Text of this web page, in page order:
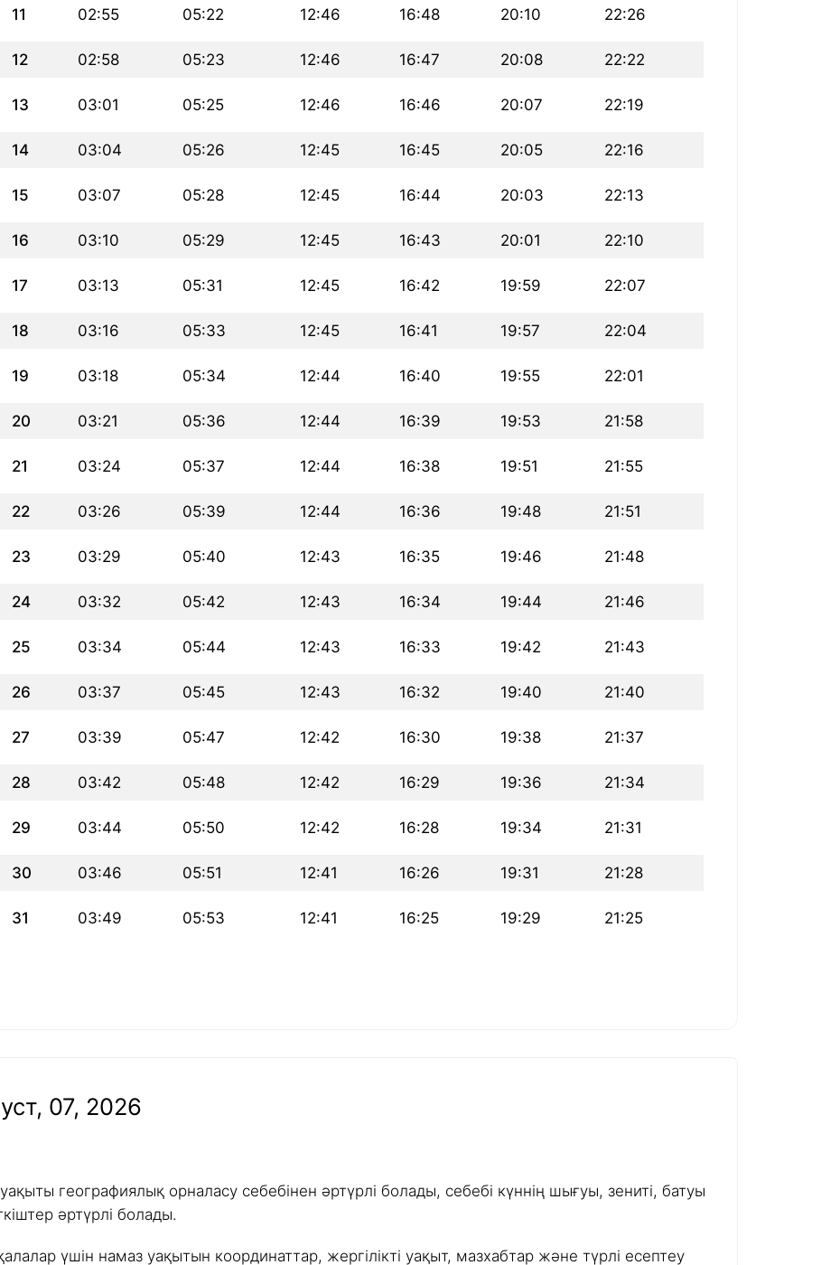
11 02:55 05:22 12:46 16:48 20:10 22:26
12 02:58 05:23 12:46 16:47 20:08 22:22
13 03:01 05:25 12:46 16:46 20:07 22:19
14 03:04 05:26 12:45 16:45 20:05 22:16
15 03:07 05:28 12:45 16:44 20:03 22:13
16 03:10 05:29 12:45 16:43 20:01 22:10
17 03:13 05:31 12:45 16:42 19:59 22:07
18 03:16 05:33 12:45 16:41 19:57 22:04
19 03:18 05:34 12:44 16:40 19:55 22:01
20 03:21 05:36 12:44 16:39 19:53 21:58
21 03:24 05:37 12:44 16:38 19:51 21:55
22 03:26 05:39 12:44 16:36 19:48 21:51
23 03:29 05:40 12:43 16:35 19:46 21:48
24 03:32 05:42 12:43 16:34 19:44 21:46
25 03:34 05:44 12:43 16:33 19:42 21:43
26 03:37 05:45 12:43 16:32 19:40 21:40
27 03:39 05:47 12:42 16:30 19:38 21:37
28 03:42 05:48 12:42 16:29 19:36 21:34
29 03:44 05:50 12:42 16:28 19:34 21:31
30 03:46 05:51 12:41 16:26 19:31 21:28
31 03:49 05:53 12:41 16:25 19:29 21:25
07, 2026
географиялық орналасу себебінен әртүрлі болады, себебі күннің шығуы, зениті, батуы
әртүрлі болады.
үшін намаз уақытын координаттар, жергілікті уақыт, мазхабтар және түрлі есептеу